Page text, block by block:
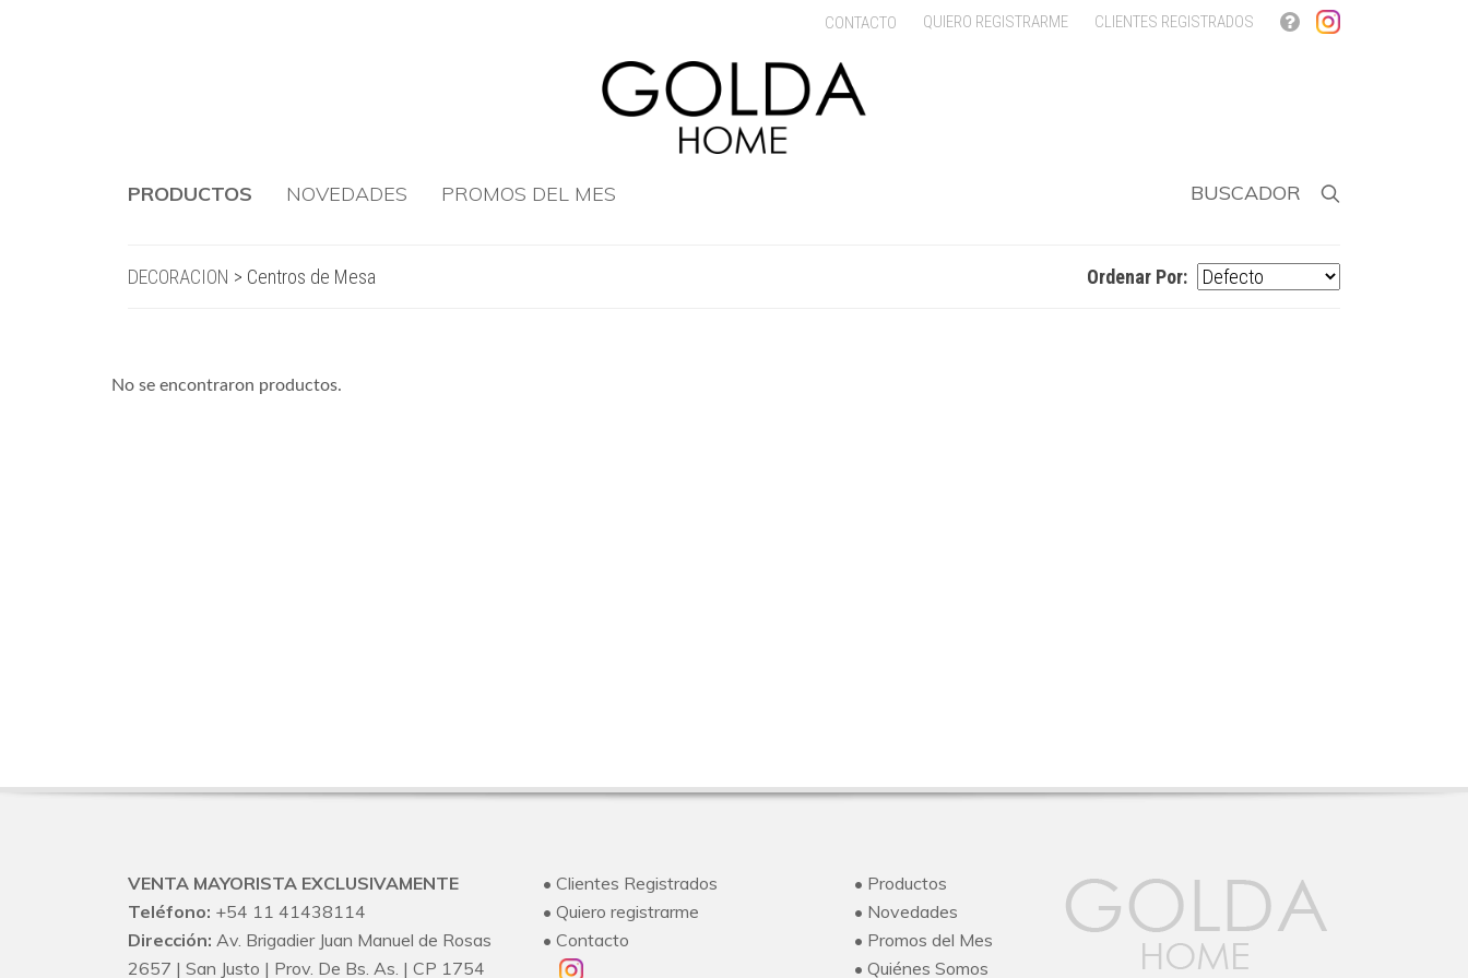
CONTACTO QUIERO REGISTRARME CLIENTES REGISTRADOS
PRODUCTOS NOVEDADES PROMOS DEL MES BUSCADOR
DECORACION > Centros de Mesa Ordenar Por:
No se encontraron productos.
VENTA MAYORISTA EXCLUSIVAMENTE
Teléfono: +54 11 41438114
Dirección: Av. Brigadier Juan Manuel de Rosas
2657 | San Justo | Prov. De Bs. As. | CP 1754
• Clientes Registrados
• Quiero registrarme
• Contacto
• Productos
• Novedades
• Promos del Mes
• Quiénes Somos